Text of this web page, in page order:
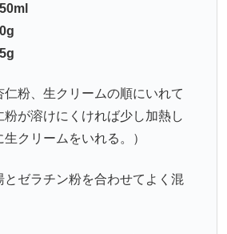
粉、生クリームの順にいれて
粉が溶けにくければ少し加熱し
クリームをいれる。）
ゼラチン粉を合わせてよく混